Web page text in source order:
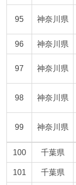
95 神奈川県
96 神奈川県
97 神奈川県
98 神奈川県
99 神奈川県
100 千葉県
101 千葉県